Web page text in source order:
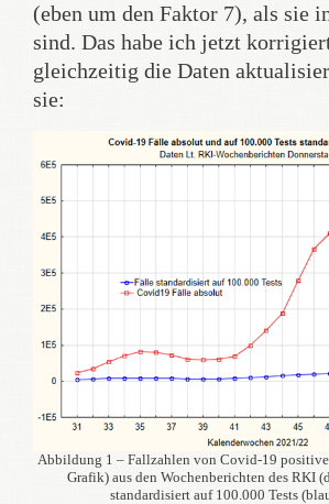
(eben um den Faktor 7), als sie
sind. Das habe ich jetzt
gleichzeitig die Daten
sie:
Abbildung 1 – Fallzahlen von Covid-19
Grafik) aus den Wochenberichten des RKI
standardisiert auf 100.000 Tests